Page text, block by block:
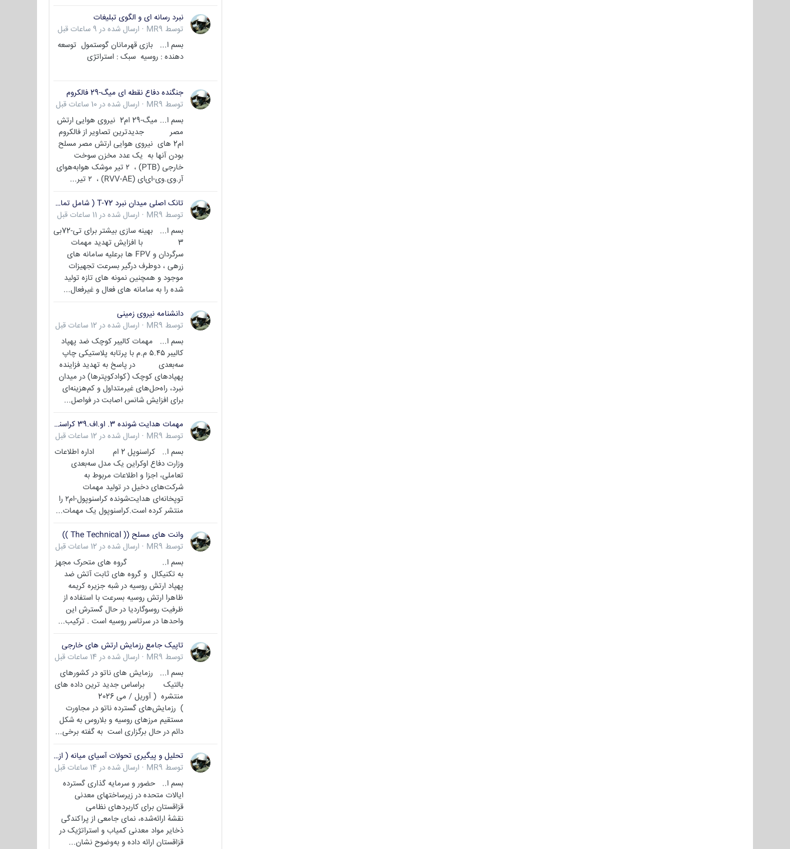
نبرد رسانه ای و الگوی تبلیغات
توسط MR9
· ارسال شده در 9 ساعات قبل
بسم ا... بازی قهرمانان گوستمول توسعه
دهنده : روسیه سبک : استراتژی
جنگنده دفاع نقطه ای میگ-29 فالکروم
توسط MR9
· ارسال شده در 10 ساعات قبل
بسم ا... میگ-29 ام2 نیروی هوایی ارتش
مصر جدیدترین تصاویر از فالکروم
ام2 های نیروی هوایی ارتش مصر مسلح
بودن آنها به یک عدد مخزن سوخت
خارجی (PTB) ، ۲ تیر موشک هوابه‌هوای
آر.وی.وی-ای‌ای (RVV-AE) ، ۲ تیر...
تانک اصلی میدان نبرد T-72 ( شامل تمامی گونه ها )
توسط MR9
· ارسال شده در 11 ساعات قبل
بسم ا... بهینه سازی بیشتر برای تی-72بی
3 با افزایش تهدید مهمات
سرگردان و FPV ها برعلیه سامانه های
زرهی ، دوطرف درگیر بسرعت تجهیزات
موجود و همچنین نمونه های تازه تولید
شده را به سامانه های فعال و غیرفعال...
دانشنامه نیروی زمینی
توسط MR9
· ارسال شده در 12 ساعات قبل
بسم ا... مهمات کالیبر کوچک ضد پهپاد
کالیبر ۵.۴۵ م.م با پرتابه پلاستیکی چاپ
سه‌بعدی در پاسخ به تهدید فزاینده
پهپادهای کوچک (کوادکوپترها) در میدان
نبرد، راه‌حل‌های غیرمتداول و کم‌هزینه‌ای
برای افزایش شانس اصابت در فواصل...
مهمات هدایت شونده 3. او.اف.39 کراسنوپل/بصیر( Krasnopol 3OF39 )
توسط MR9
· ارسال شده در 12 ساعات قبل
بسم ا.. کراسنوپل 2 ام اداره اطلاعات
وزارت دفاع اوکراین یک مدل سه‌بعدی
تعاملی، اجزا و اطلاعات مربوط به
شرکت‌های دخیل در تولید مهمات
توپخانه‌ای هدایت‌شونده کراسنوپول-ام۲ را
منتشر کرده است.کراسنوپول یک مهمات...
وانت های مسلح (( The Technical ))
توسط MR9
· ارسال شده در 12 ساعات قبل
بسم ا.. گروه های متحرک مجهز
به تکنیکال و گروه های ثابت آتش ضد
پهپاد ارتش روسیه در شبه جزیره کریمه
ظاهرا ارتش روسیه بسرعت با استفاده از
ظرفیت روسوگاردیا در حال گسترش این
واحدها در سرتاسر روسیه است . ترکیب...
تاپیک جامع رزمایش ارتش های خارجی
توسط MR9
· ارسال شده در 14 ساعات قبل
بسم ا... رزمایش های ناتو در کشورهای
بالتیک براساس جدید ترین داده های
منتشره ( آوریل / می 2026
) رزمایش‌های گسترده ناتو در مجاورت
مستقیم مرزهای روسیه و بلاروس به شکل
دائم در حال برگزاری است به گفته برخی...
تحلیل و پیگیری تحولات آسیای میانه ( ازبکستان، تاجیکستان، ترکمنستان، قزاقستان و قرقیزستان )
توسط MR9
· ارسال شده در 14 ساعات قبل
بسم ا.. حضور و سرمایه گذاری گسترده
ایالات متحده در زیرساختهای معدنی
قزاقستان برای کاربردهای نظامی
نقشهٔ ارائه‌شده، نمای جامعی از پراکندگی
ذخایر مواد معدنی کمیاب و استراتژیک در
قزاقستان ارائه داده و به‌وضوح نشان...